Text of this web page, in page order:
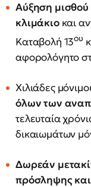
Αύξηση
κλιμάκιοκαι
Καταβολή 13ου
αφορολόγητο
Χιλιάδες
όλων των
τελευταία
δικαιωμάτων
Δωρεάν
πρόσληψης